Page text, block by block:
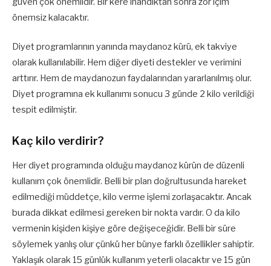
önemsiz kalacaktır.
Diyet programlarının yanında maydanoz kürü, ek takviye
olarak kullanılabilir. Hem diğer diyeti destekler ve verimini
arttırır. Hem de maydanozun faydalarından yararlanılmış olur.
Diyet programına ek kullanımı sonucu 3 günde 2 kilo verildiği
tespit edilmiştir.
Kaç kilo verdirir?
Her diyet programında olduğu maydanoz kürün de düzenli
kullanım çok önemlidir. Belli bir plan doğrultusunda hareket
edilmediği müddetçe, kilo verme işlemi zorlaşacaktır. Ancak
burada dikkat edilmesi gereken bir nokta vardır. O da kilo
vermenin kişiden kişiye göre değişeceğidir. Belli bir süre
söylemek yanlış olur çünkü her bünye farklı özellikler sahiptir.
Yaklaşık olarak 15 günlük kullanım yeterli olacaktır ve 15 gün